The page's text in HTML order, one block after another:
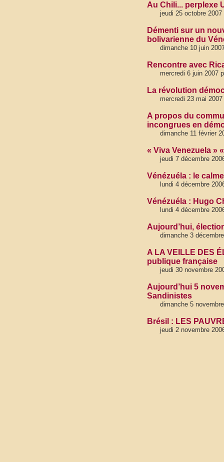
Au Chili... perplexe
jeudi 25 octobre
Démenti sur un
bolivarienne du
dimanche 10 juin
Rencontre avec
mercredi 6 juin 2007
La révolution
mercredi 23 mai
A propos du
incongrues en
dimanche 11 février
« Viva Venezuela »
jeudi 7 décembre
Vénézuéla : le
lundi 4 décembre
Vénézuéla : Hugo
lundi 4 décembre
Aujourd’hui,
dimanche 3
A LA VEILLE DES
publique française
jeudi 30 novembre
Aujourd’hui 5
Sandinistes
dimanche 5
Brésil : LES
jeudi 2 novembre